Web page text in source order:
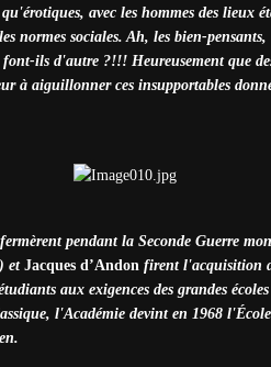
avec les hommes des lieux
normes sociales. Ah, les bien-
ils d'autre ?!!! Heureusement que
à aiguillonner ces insupportables
pendant la Seconde Guerre
etJacques d’Andon firent l'acquisition
aux exigences des grandes
l'Académie devint en 1968